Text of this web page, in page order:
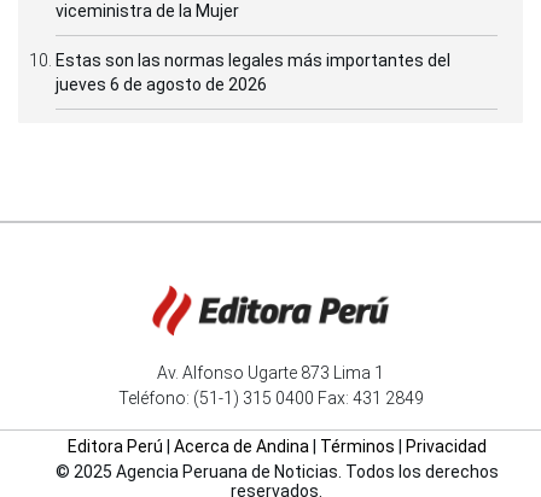
viceministra de la Mujer
Estas son las normas legales más importantes del
jueves 6 de agosto de 2026
Av. Alfonso Ugarte 873 Lima 1
Teléfono: (51-1) 315 0400 Fax: 431 2849
Editora Perú Acerca de Andina Términos
Privacidad
© 2025 Agencia Peruana de Noticias. Todos los derechos
reservados.